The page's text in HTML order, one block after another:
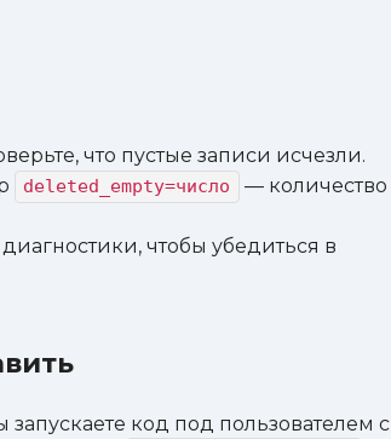
что пустые записи исчезли.
deleted_empty=число
— количество
чтобы убедиться в
запускаете код под пользователем с